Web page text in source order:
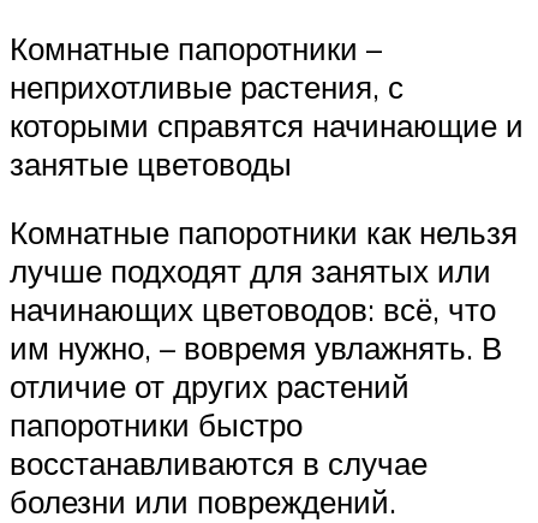
Комнатные папоротники –
неприхотливые растения, с
которыми справятся начинающие и
занятые цветоводы
Комнатные папоротники как нельзя
лучше подходят для занятых или
начинающих цветоводов: всё, что
им нужно, – вовремя увлажнять. В
отличие от других растений
папоротники быстро
восстанавливаются в случае
болезни или повреждений.